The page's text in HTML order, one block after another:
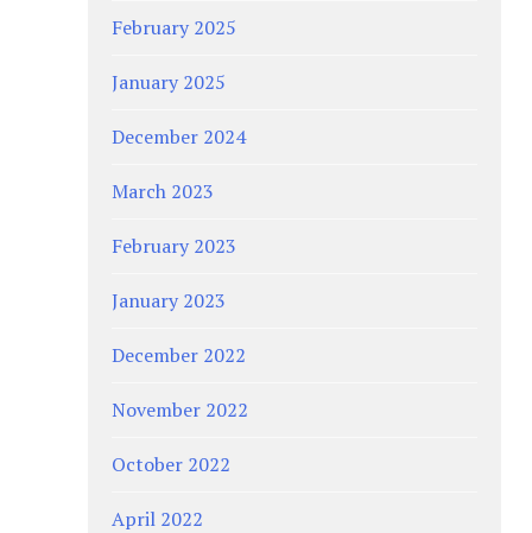
February 2025
January 2025
December 2024
March 2023
February 2023
January 2023
December 2022
November 2022
October 2022
April 2022